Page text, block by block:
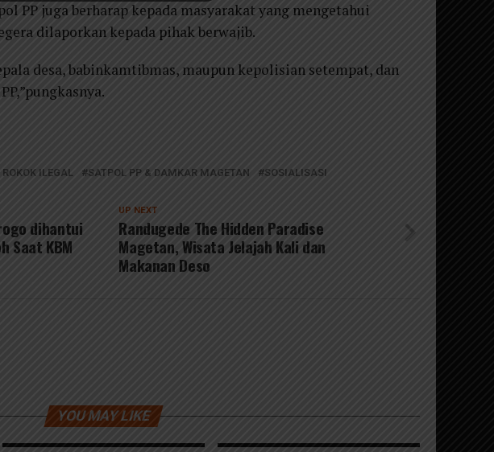
PP juga berharap kepada masyarakat yang mengetahui
dilaporkan kepada pihak berwajib.
desa, babinkamtibmas, maupun kepolisian setempat, dan
ROKOK ILEGAL SATPOL PP & DAMKAR MAGETAN SOSIALISASI
UP NEXT
Randugede The Hidden Paradise
Magetan, Wisata Jelajah Kali dan
Makanan Deso
dihantui
Saat KBM
YOU MAY LIKE